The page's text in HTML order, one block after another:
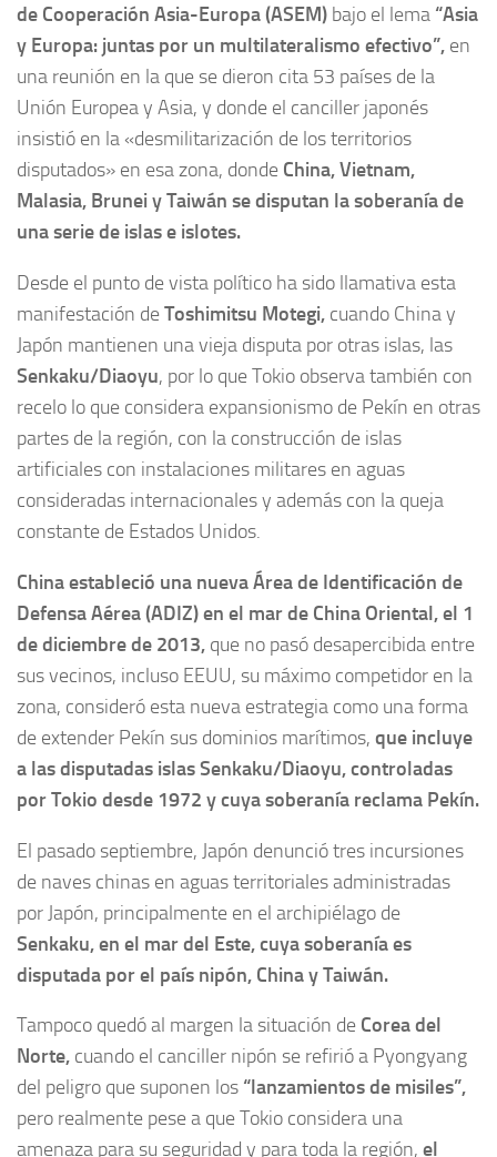
de Cooperación Asia-Europa (ASEM) bajo el lema “Asia
y Europa: juntas por un multilateralismo efectivo”, en
una reunión en la que se dieron cita 53 países de la
Unión Europea y Asia, y donde el canciller japonés
insistió en la «desmilitarización de los territorios
disputados» en esa zona, donde China, Vietnam,
Malasia, Brunei y Taiwán se disputan la soberanía de
una serie de islas e islotes.
Desde el punto de vista político ha sido llamativa esta
manifestación deToshimitsu Motegi, cuando China y
Japón mantienen una vieja disputa por otras islas, las
Senkaku/Diaoyu, por lo que Tokio observa también con
recelo lo que considera expansionismo de Pekín en otras
partes de la región, con la construcción de islas
artificiales con instalaciones militares en aguas
consideradas internacionales y además con la queja
constante de Estados Unidos.
China estableció una nueva Área de Identificación de
Defensa Aérea (ADIZ) en el mar de China Oriental, el 1
de diciembre de 2013, que no pasó desapercibida entre
sus vecinos, incluso EEUU, su máximo competidor en la
zona, consideró esta nueva estrategia como una forma
de extender Pekín sus dominios marítimos, que incluye
a las disputadas islas Senkaku/Diaoyu, controladas
por Tokio desde 1972 y cuya soberanía reclama Pekín.
El pasado septiembre, Japón denunció tres incursiones
de naves chinas en aguas territoriales administradas
por Japón, principalmente en el archipiélago de
Senkaku, en el mar del Este, cuya soberanía es
disputada por el país nipón, China y Taiwán.
Tampoco quedó al margen la situación de Corea del
Norte, cuando el canciller nipón se refirió a Pyongyang
del peligro que suponen los “lanzamientos de misiles”,
pero realmente pese a que Tokio considera una
amenaza para su seguridad y para toda la región, el